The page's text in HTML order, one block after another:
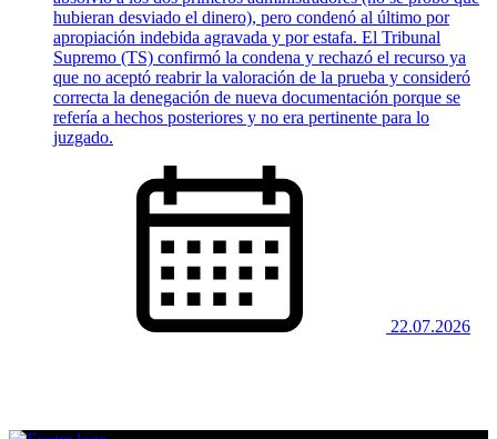
hubieran desviado el dinero), pero condenó al último por
apropiación indebida agravada y por estafa. El Tribunal
Supremo (TS) confirmó la condena y rechazó el recurso ya
que no aceptó reabrir la valoración de la prueba y consideró
correcta la denegación de nueva documentación porque se
refería a hechos posteriores y no era pertinente para lo
juzgado.
22.07.2026